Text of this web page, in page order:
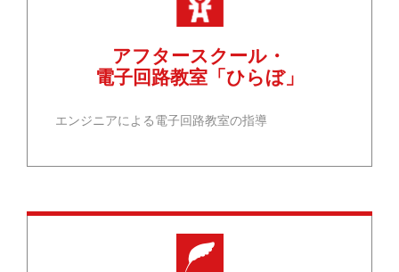
アフタースクール・
電子回路教室「ひらぼ」
エンジニアによる電子回路教室の指導